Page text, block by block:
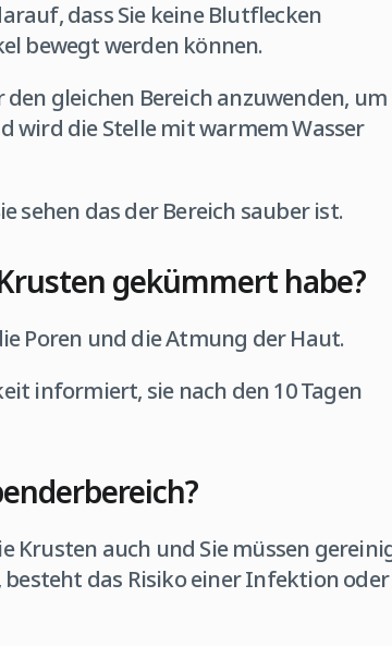
dass Sie keine Blutflecken
bewegt werden können.
gleichen Bereich anzuwenden, um
wird die Stelle mit warmem Wasser
sehen das der Bereich sauber ist.
gekümmert habe?
Poren und die Atmung der Haut.
informiert, sie nach den 10 Tagen
Krusten auch und Sie müssen
das Risiko einer Infektion oder